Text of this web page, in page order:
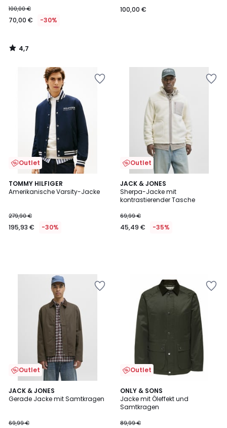
100,00 €
70,00 € -30%
4,7
/
100,00 €
Outlet
TOMMY HILFIGER
Amerikanische Varsity-Jacke
279,90 €
195,93 € -30%
Outlet
JACK & JONES
Sherpa-Jacke mit
kontrastierender Tasche
69,99 €
45,49 € -35%
Outlet
JACK & JONES
Gerade Jacke mit Samtkragen
69,99 €
Outlet
ONLY & SONS
Jacke mit Öleffekt und
Samtkragen
89,99 €
5
/
5